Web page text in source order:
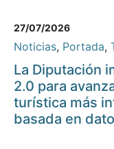
27/07/2026
Noticias, Portada,
La Diputación
2.0 para
turística más
basada en